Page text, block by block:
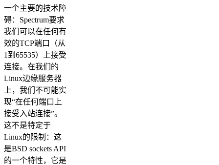
一个主要的技术障
碍：Spectrum要求
我们可以在任何有
效的TCP端口（从
1到65535）上接受
连接。在我们的
Linux边缘服务器
上，我们不可能实
现“在任何端口上
接受入站连接”。
这不是特定于
Linux的限制：这
是BSD sockets API
的一个特性，它是